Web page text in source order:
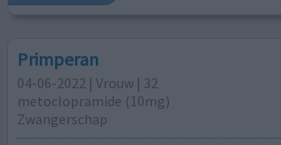
Primperan
04-06-2022 | Vrouw | 32
metoclopramide (10mg)
Zwangerschap